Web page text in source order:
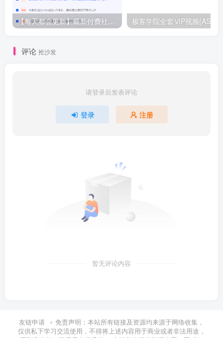
【每天都会更新】最新付费社群公众号文章 极客学院全套ⅥP视频(AS版)
评论 抢沙发
请登录后发表评论
登录 注册
暂无评论内容
友链申请
免责声明：本站所有链接及资源均来源于网络收集，
仅供私下学习交流使用，不得将上述内容用于商业或者非法用途，